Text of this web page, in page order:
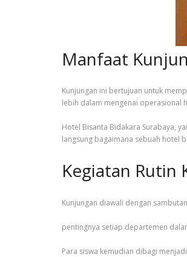
Manfaat
Kunjungan ini bertujuan untuk
lebih dalam mengenai operasional
Hotel Bisanta Bidakara Surabaya,
langsung bagaimana sebuah hotel
Kegiatan Rutin
Kunjungan diawali dengan
pentingnya setiap departemen
Para siswa kemudian dibagi